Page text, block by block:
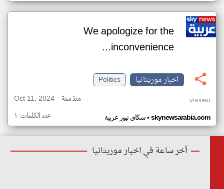
We apologize for the
inconvenience...
اخبار موريتانيا
Politics
Oct 11, 2024
منذ سنة VG00HD
سكاي نيوز عربية• skynewsarabia.com عدد الكلمات: ١
أخر ساعة في اخبار موريتانيا